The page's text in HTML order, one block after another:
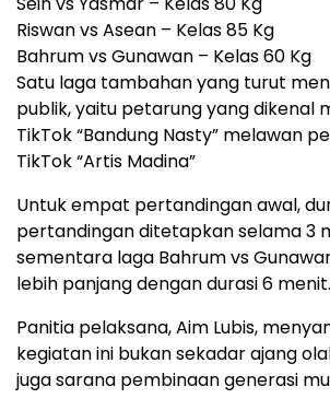
Riswan vs Asean – Kelas 85 Kg
Bahrum vs Gunawan – Kelas 60 Kg
Satu laga tambahan yang turut
publik, yaitu petarung yang dikenal
TikTok “Bandung Nasty” melawan
TikTok “Artis Madina”
Untuk empat pertandingan awal,
pertandingan ditetapkan selama 3
sementara laga Bahrum vs
lebih panjang dengan durasi 6 menit.
Panitia pelaksana, Aim Lubis,
kegiatan ini bukan sekadar ajang
juga sarana pembinaan generasi